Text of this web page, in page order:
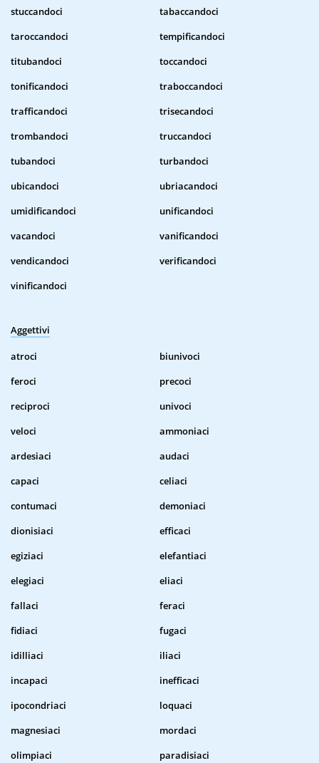
stuccandoci
tabaccandoci
taroccandoci
tempificandoci
titubandoci
toccandoci
tonificandoci
traboccandoci
trafficandoci
trisecandoci
trombandoci
truccandoci
tubandoci
turbandoci
ubicandoci
ubriacandoci
umidificandoci
unificandoci
vacandoci
vanificandoci
vendicandoci
verificandoci
vinificandoci
Aggettivi
atroci
biunivoci
feroci
precoci
reciproci
univoci
veloci
ammoniaci
ardesiaci
audaci
capaci
celiaci
contumaci
demoniaci
dionisiaci
efficaci
egiziaci
elefantiaci
elegiaci
eliaci
fallaci
feraci
fidiaci
fugaci
idilliaci
iliaci
incapaci
inefficaci
ipocondriaci
loquaci
magnesiaci
mordaci
olimpiaci
paradisiaci